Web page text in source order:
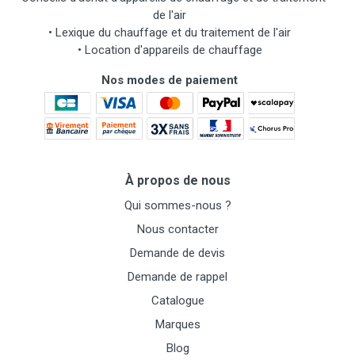
de l'air
• Lexique du chauffage et du traitement de l'air
• Location d'appareils de chauffage
Nos modes de paiement
À propos de nous
Qui sommes-nous ?
Nous contacter
Demande de devis
Demande de rappel
Catalogue
Marques
Blog